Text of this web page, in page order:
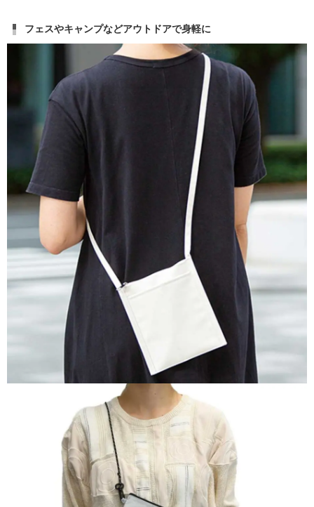
フェスやキャンプなどアウトドアで身軽に